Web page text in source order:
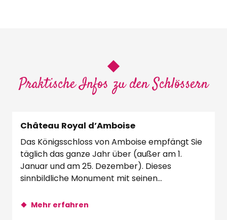
Praktische Infos zu den Schlössern
Château Royal d’Amboise
Das Königsschloss von Amboise empfängt Sie
täglich das ganze Jahr über (außer am 1.
Januar und am 25. Dezember). Dieses
sinnbildliche Monument mit seinen
Mehr erfahren